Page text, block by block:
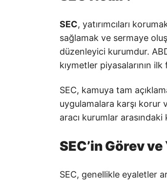
SEC, yatırımcıları
sağlamak ve sermaye
düzenleyici kurumdur.
kıymetler piyasalarının
SEC, kamuya tam
uygulamalara karşı korur
aracı kurumlar
SEC’in Görev
SEC, genellikle eyaletler